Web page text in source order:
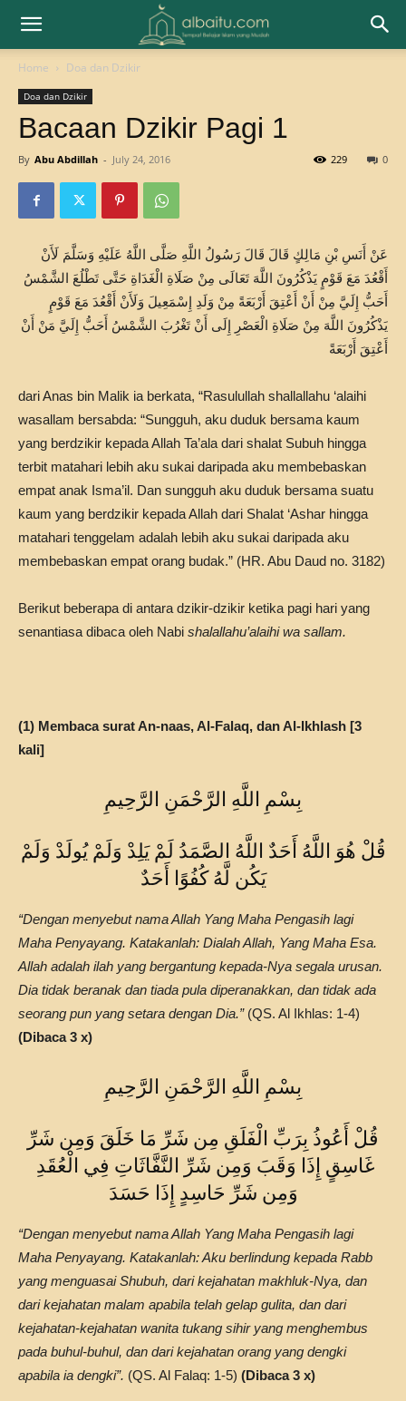
Home Doa dan Dzikir
Doa dan Dzikir
Bacaan Dzikir Pagi 1
By Abu Abdillah - July 24, 2016 0
229
عَنْ أَنَسِ بْنِ مَالِكٍ قَالَ قَالَ رَسُولُ اللَّهِ صَلَّى اللَّهُ عَلَيْهِ وَسَلَّمَ لَأَنْ
أَقْعُدَ مَعَ قَوْمٍ يَذْكُرُونَ اللَّهَ تَعَالَى مِنْ صَلَاةِ الْغَدَاةِ حَتَّى تَطْلُعَ الشَّمْسُ
أَحَبُّ إِلَيَّ مِنْ أَنْ أَعْتِقَ أَرْبَعَةً مِنْ وَلَدِ إِسْمَعِيلَ وَلَأَنْ أَقْعُدَ مَعَ قَوْمٍ
يَذْكُرُونَ اللَّهَ مِنْ صَلَاةِ الْعَصْرِ إِلَى أَنْ تَغْرُبَ الشَّمْسُ أَحَبُّ إِلَيَّ مَنْ أَنْ
أَعْتِقَ أَرْبَعَةً
dari Anas bin Malik ia berkata, “Rasulullah shallallahu ‘alaihi
wasallam bersabda: “Sungguh, aku duduk bersama kaum
yang berdzikir kepada Allah Ta’ala dari shalat Subuh hingga
terbit matahari lebih aku sukai daripada aku membebaskan
empat anak Isma’il. Dan sungguh aku duduk bersama suatu
kaum yang berdzikir kepada Allah dari Shalat ‘Ashar hingga
matahari tenggelam adalah lebih aku sukai daripada aku
membebaskan empat orang budak.” (HR. Abu Daud no. 3182)
Berikut beberapa di antara dzikir-dzikir ketika pagi hari yang
senantiasa dibaca oleh Nabi shalallahu’alaihi wa sallam.
(1) Membaca surat An-naas, Al-Falaq, dan Al-Ikhlash [3
kali]
بِسْمِ اللَّهِ الرَّحْمَنِ الرَّحِيمِ
قُلْ هُوَ اللَّهُ أَحَدٌ اللَّهُ الصَّمَدُ لَمْ يَلِدْ وَلَمْ يُولَدْ وَلَمْ
يَكُن لَّهُ كُفُوًا أَحَدٌ
“Dengan menyebut nama Allah Yang Maha Pengasih lagi
Maha Penyayang. Katakanlah: Dialah Allah, Yang Maha Esa.
Allah adalah ilah yang bergantung kepada-Nya segala urusan.
Dia tidak beranak dan tiada pula diperanakkan, dan tidak ada
seorang pun yang setara dengan Dia.” (QS. Al Ikhlas: 1-4)
(Dibaca 3 x)
بِسْمِ اللَّهِ الرَّحْمَنِ الرَّحِيمِ
قُلْ أَعُوذُ بِرَبِّ الْفَلَقِ مِن شَرِّ مَا خَلَقَ وَمِن شَرِّ
غَاسِقٍ إِذَا وَقَبَ وَمِن شَرِّ النَّفَّاثَاتِ فِي الْعُقَدِ
وَمِن شَرِّ حَاسِدٍ إِذَا حَسَدَ
“Dengan menyebut nama Allah Yang Maha Pengasih lagi
Maha Penyayang. Katakanlah: Aku berlindung kepada Rabb
yang menguasai Shubuh, dari kejahatan makhluk-Nya, dan
dari kejahatan malam apabila telah gelap gulita, dan dari
kejahatan-kejahatan wanita tukang sihir yang menghembus
pada buhul-buhul, dan dari kejahatan orang yang dengki
apabila ia dengki”. (QS. Al Falaq: 1-5) (Dibaca 3 x)